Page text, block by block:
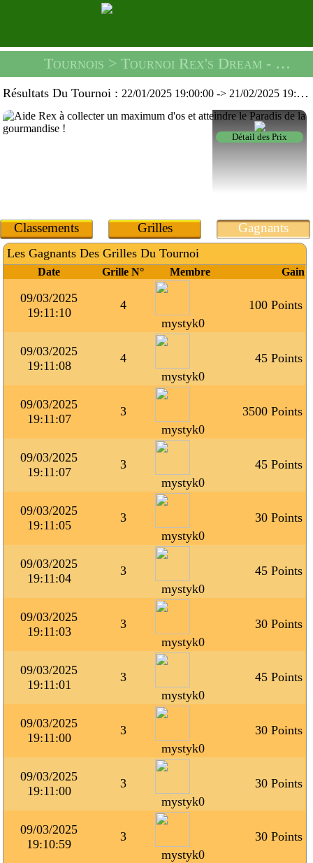
Tournois > Tournoi Rex's Dream - Une
Résultats Du Tournoi :22/01/2025 19:00:00 -> 21/02/2025 19:59:59
Détail des Prix
Classements Grilles Gagnants
Les Gagnants Des Grilles Du Tournoi
Date Grille N° Membre Gain
09/03/2025
19:11:10
4
mystyk0
100 Points
09/03/2025
19:11:08
4
mystyk0
45 Points
09/03/2025
19:11:07
3
mystyk0
3500 Points
09/03/2025
19:11:07
3
mystyk0
45 Points
09/03/2025
19:11:05
3
mystyk0
30 Points
09/03/2025
19:11:04
3
mystyk0
45 Points
09/03/2025
19:11:03
3
mystyk0
30 Points
09/03/2025
19:11:01
3
mystyk0
45 Points
09/03/2025
19:11:00
3
mystyk0
30 Points
09/03/2025
19:11:00
3
mystyk0
30 Points
09/03/2025
19:10:59
3
mystyk0
30 Points